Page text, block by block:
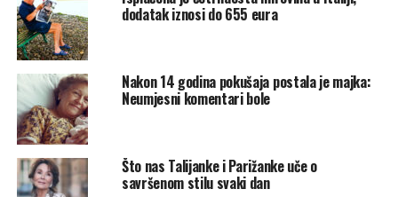
dodatak iznosi do 655 eura
Nakon 14 godina pokušaja postala je majka:
Neumjesni komentari bole
Što nas Talijanke i Parižanke uče o
savršenom stilu svaki dan